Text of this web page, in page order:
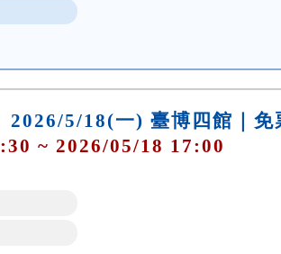
2026/5/18(一) 臺博四館｜免
~ 2026/05/18 17:00